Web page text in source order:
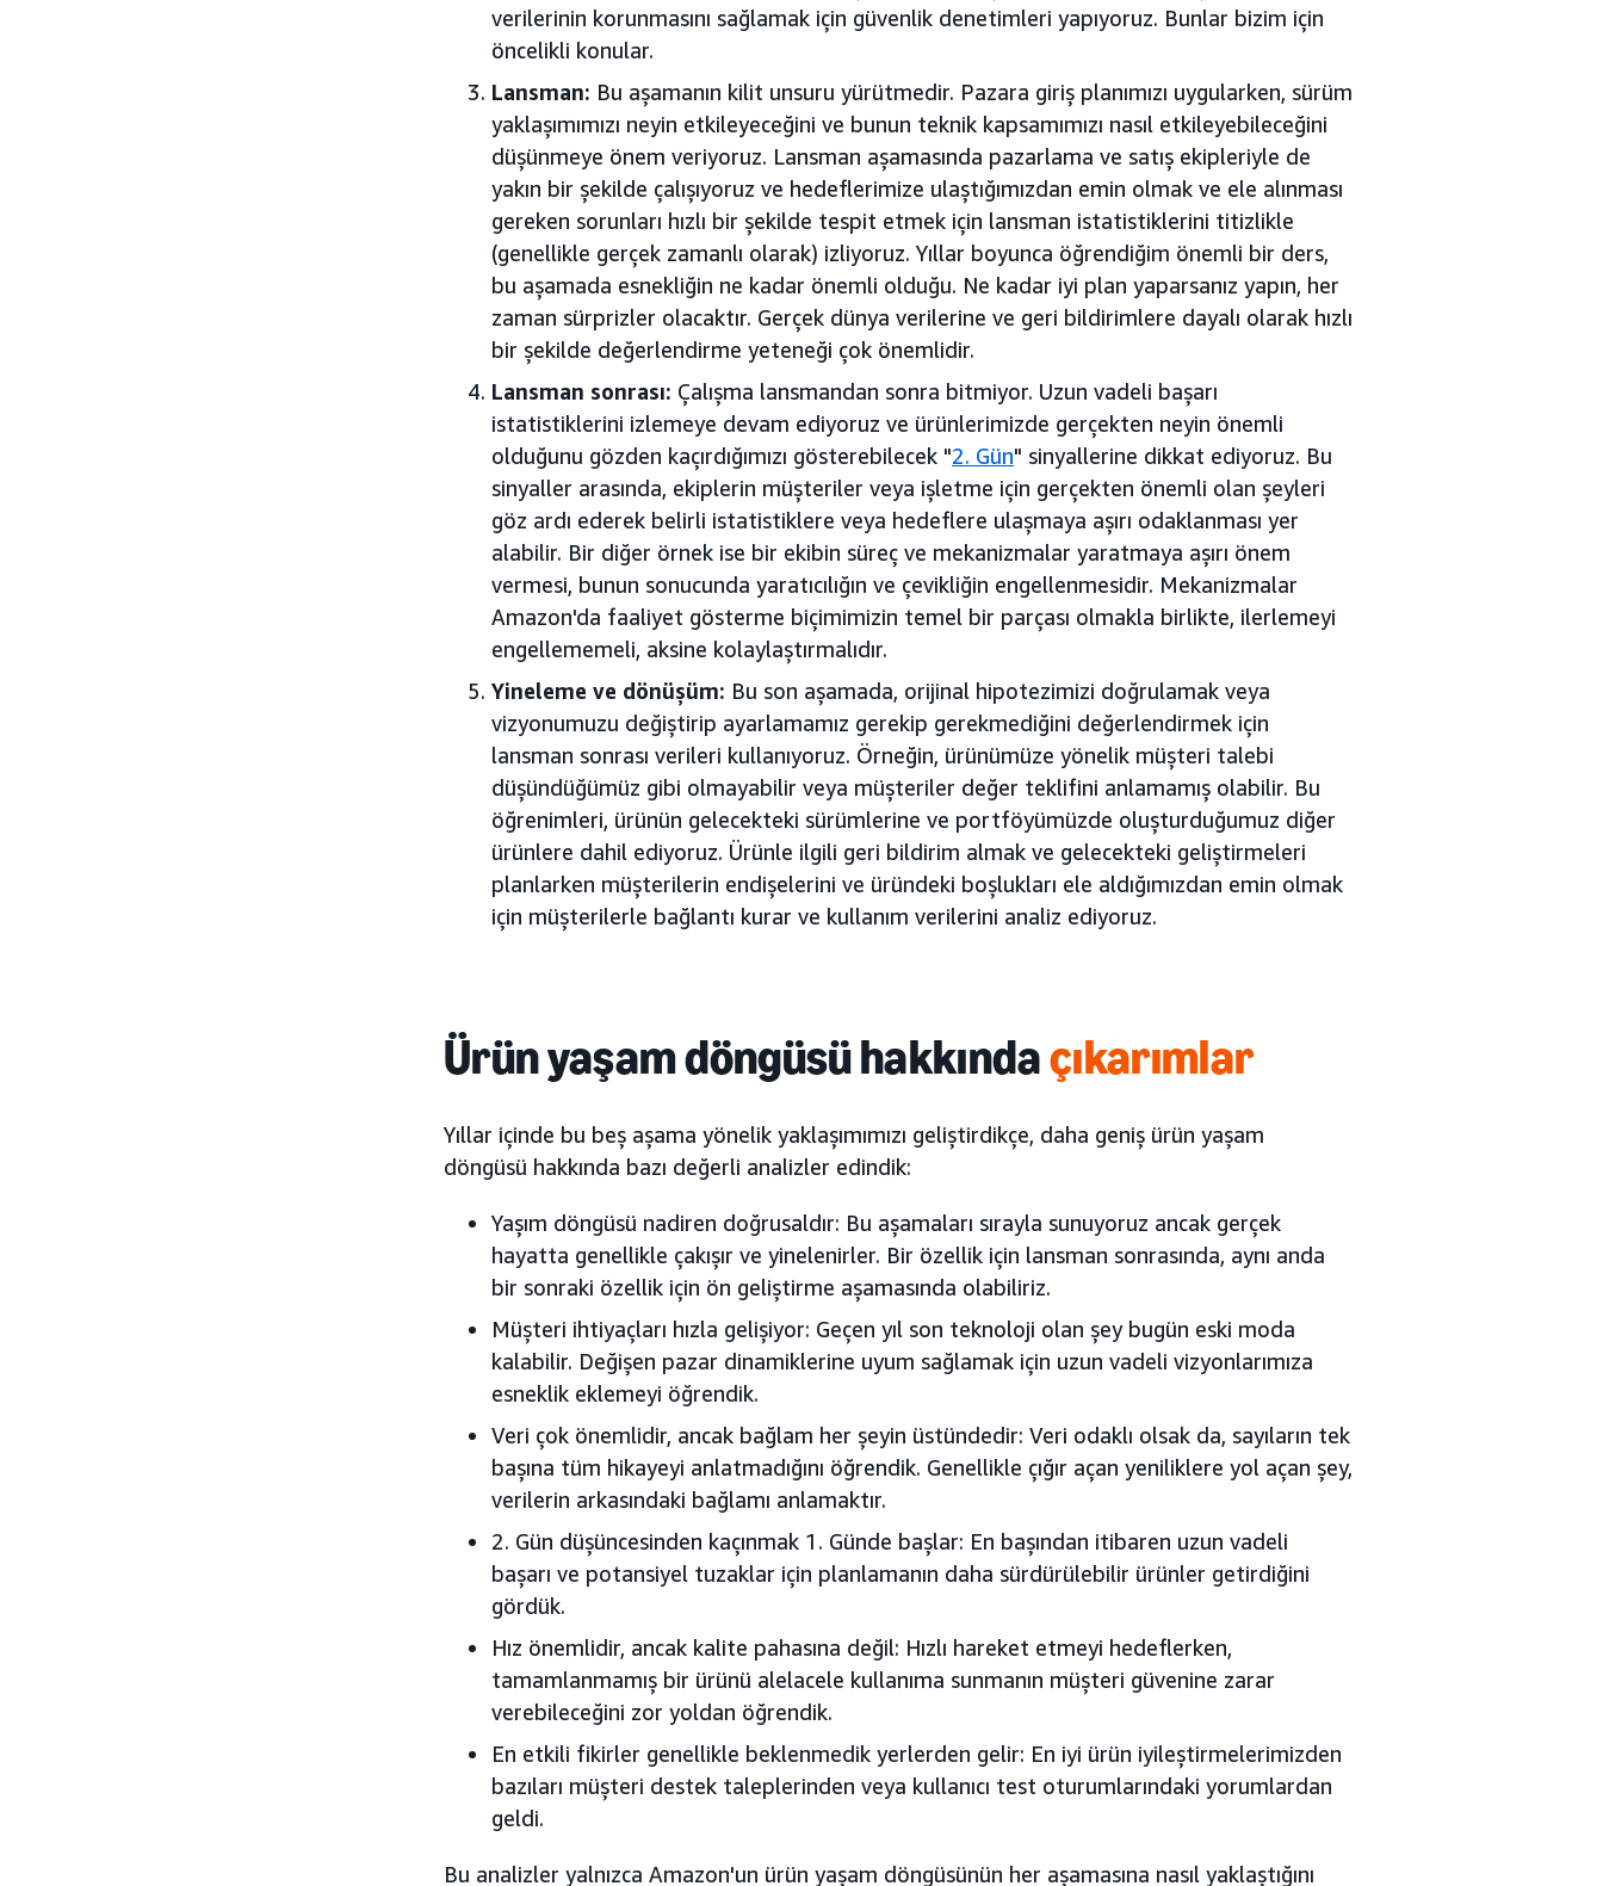
verilerinin korunmasını sağlamak için güvenlik denetimleri yapıyoruz. Bunlar bizim için
öncelikli konular.
Lansman: Bu aşamanın kilit unsuru yürütmedir. Pazara giriş planımızı uygularken, sürüm
yaklaşımımızı neyin etkileyeceğini ve bunun teknik kapsamımızı nasıl etkileyebileceğini
düşünmeye önem veriyoruz. Lansman aşamasında pazarlama ve satış ekipleriyle de
yakın bir şekilde çalışıyoruz ve hedeflerimize ulaştığımızdan emin olmak ve ele alınması
gereken sorunları hızlı bir şekilde tespit etmek için lansman istatistiklerini titizlikle
(genellikle gerçek zamanlı olarak) izliyoruz. Yıllar boyunca öğrendiğim önemli bir ders,
bu aşamada esnekliğin ne kadar önemli olduğu. Ne kadar iyi plan yaparsanız yapın, her
zaman sürprizler olacaktır. Gerçek dünya verilerine ve geri bildirimlere dayalı olarak hızlı
bir şekilde değerlendirme yeteneği çok önemlidir.
Lansman sonrası: Çalışma lansmandan sonra bitmiyor. Uzun vadeli başarı
istatistiklerini izlemeye devam ediyoruz ve ürünlerimizde gerçekten neyin önemli
olduğunu gözden kaçırdığımızı gösterebilecek "2. Gün" sinyallerine dikkat ediyoruz. Bu
sinyaller arasında, ekiplerin müşteriler veya işletme için gerçekten önemli olan şeyleri
göz ardı ederek belirli istatistiklere veya hedeflere ulaşmaya aşırı odaklanması yer
alabilir. Bir diğer örnek ise bir ekibin süreç ve mekanizmalar yaratmaya aşırı önem
vermesi, bunun sonucunda yaratıcılığın ve çevikliğin engellenmesidir. Mekanizmalar
Amazon'da faaliyet gösterme biçimimizin temel bir parçası olmakla birlikte, ilerlemeyi
engellememeli, aksine kolaylaştırmalıdır.
Yineleme ve dönüşüm: Bu son aşamada, orijinal hipotezimizi doğrulamak veya
vizyonumuzu değiştirip ayarlamamız gerekip gerekmediğini değerlendirmek için
lansman sonrası verileri kullanıyoruz. Örneğin, ürünümüze yönelik müşteri talebi
düşündüğümüz gibi olmayabilir veya müşteriler değer teklifini anlamamış olabilir. Bu
öğrenimleri, ürünün gelecekteki sürümlerine ve portföyümüzde oluşturduğumuz diğer
ürünlere dahil ediyoruz. Ürünle ilgili geri bildirim almak ve gelecekteki geliştirmeleri
planlarken müşterilerin endişelerini ve üründeki boşlukları ele aldığımızdan emin olmak
için müşterilerle bağlantı kurar ve kullanım verilerini analiz ediyoruz.
Ürün yaşam döngüsü hakkındaçıkarımlar
Yıllar içinde bu beş aşama yönelik yaklaşımımızı geliştirdikçe, daha geniş ürün yaşam
döngüsü hakkında bazı değerli analizler edindik:
Yaşım döngüsü nadiren doğrusaldır: Bu aşamaları sırayla sunuyoruz ancak gerçek
hayatta genellikle çakışır ve yinelenirler. Bir özellik için lansman sonrasında, aynı anda
bir sonraki özellik için ön geliştirme aşamasında olabiliriz.
Müşteri ihtiyaçları hızla gelişiyor: Geçen yıl son teknoloji olan şey bugün eski moda
kalabilir. Değişen pazar dinamiklerine uyum sağlamak için uzun vadeli vizyonlarımıza
esneklik eklemeyi öğrendik.
Veri çok önemlidir, ancak bağlam her şeyin üstündedir: Veri odaklı olsak da, sayıların tek
başına tüm hikayeyi anlatmadığını öğrendik. Genellikle çığır açan yeniliklere yol açan şey,
verilerin arkasındaki bağlamı anlamaktır.
2. Gün düşüncesinden kaçınmak 1. Günde başlar: En başından itibaren uzun vadeli
başarı ve potansiyel tuzaklar için planlamanın daha sürdürülebilir ürünler getirdiğini
gördük.
Hız önemlidir, ancak kalite pahasına değil: Hızlı hareket etmeyi hedeflerken,
tamamlanmamış bir ürünü alelacele kullanıma sunmanın müşteri güvenine zarar
verebileceğini zor yoldan öğrendik.
En etkili fikirler genellikle beklenmedik yerlerden gelir: En iyi ürün iyileştirmelerimizden
bazıları müşteri destek taleplerinden veya kullanıcı test oturumlarındaki yorumlardan
geldi.
Bu analizler yalnızca Amazon'un ürün yaşam döngüsünün her aşamasına nasıl yaklaştığını